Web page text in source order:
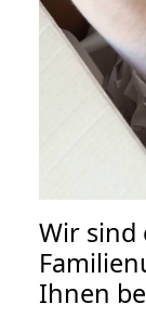
Wir sind
Ihnen